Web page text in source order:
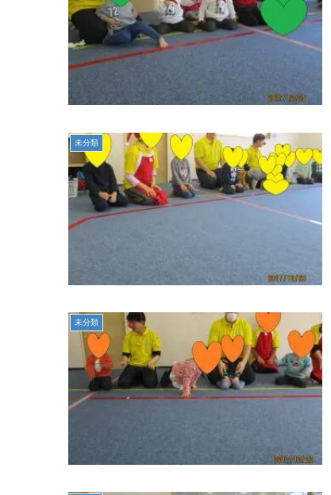
未分類
未分類